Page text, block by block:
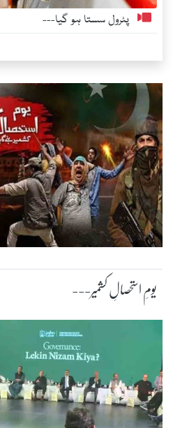
پٹرول سستا ہو گیا---
یومِ استحصالِ کشمیر---